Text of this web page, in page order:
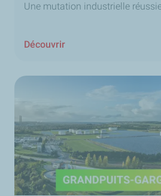
Une mutation industrielle
Découvrir